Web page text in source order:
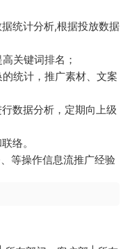
统计分析,根据投放数据
关键词排名；
统计，推广素材、文案
数据分析，定期向上级
络。
等操作信息流推广经验